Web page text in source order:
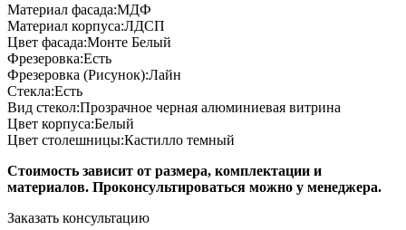
Материал фасада:МДФ
Материал корпуса:ЛДСП
Цвет фасада:Монте Белый
Фрезеровка:Есть
Фрезеровка (Рисунок):Лайн
Стекла:Есть
Вид стекол:Прозрачное черная алюминиевая витрина
Цвет корпуса:Белый
Цвет столешницы:Кастилло темный
Стоимость зависит от размера, комплектации и
материалов. Проконсультироваться можно у менеджера.
Заказать консультацию